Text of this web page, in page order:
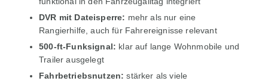
DVR mit Dateisperre: mehr als nur eine
Rangierhilfe, auch für Fahrereignisse relevant
500-ft-Funksignal: klar auf lange Wohnmobile und
Trailer ausgelegt
Fahrbetriebsnutzen: stärker als viele